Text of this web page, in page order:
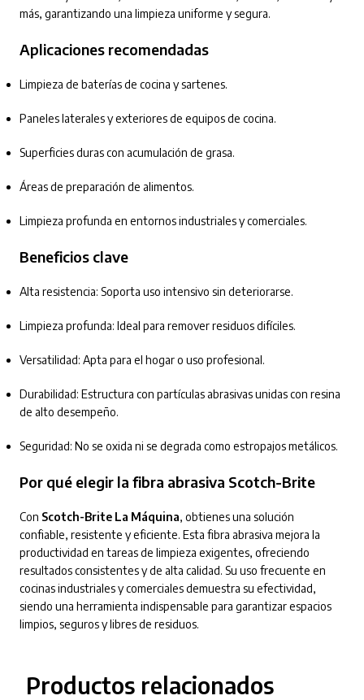
más, garantizando una limpieza uniforme y segura.
Aplicaciones recomendadas
Limpieza de baterías de cocina y sartenes.
Paneles laterales y exteriores de equipos de cocina.
Superficies duras con acumulación de grasa.
Áreas de preparación de alimentos.
Limpieza profunda en entornos industriales y comerciales.
Beneficios clave
Alta resistencia: Soporta uso intensivo sin deteriorarse.
Limpieza profunda: Ideal para remover residuos difíciles.
Versatilidad: Apta para el hogar o uso profesional.
Durabilidad: Estructura con partículas abrasivas unidas con resina
de alto desempeño.
Seguridad: No se oxida ni se degrada como estropajos metálicos.
Por qué elegir la fibra abrasiva Scotch-Brite
Con Scotch-Brite La Máquina, obtienes una solución
confiable, resistente y eficiente. Esta fibra abrasiva mejora la
productividad en tareas de limpieza exigentes, ofreciendo
resultados consistentes y de alta calidad. Su uso frecuente en
cocinas industriales y comerciales demuestra su efectividad,
siendo una herramienta indispensable para garantizar espacios
limpios, seguros y libres de residuos.
Productos relacionados